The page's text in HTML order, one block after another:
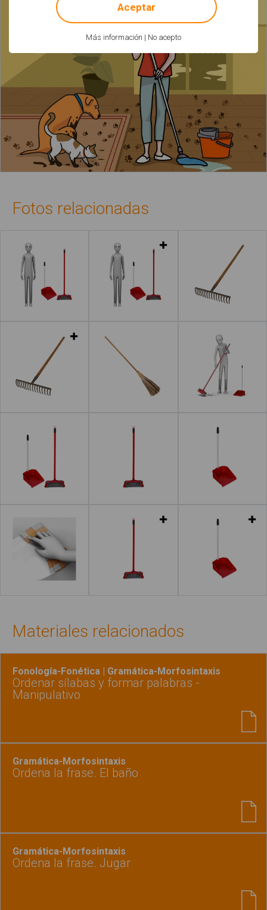
Fotos relacionadas
Materiales relacionados
Fonología-Fonética | Gramática-Morfosintaxis
Ordenar sílabas y formar palabras -
Manipulativo
Gramática-Morfosintaxis
Ordena la frase. El baño
Gramática-Morfosintaxis
Ordena la frase. Jugar
Más información | No acepto
Aceptar